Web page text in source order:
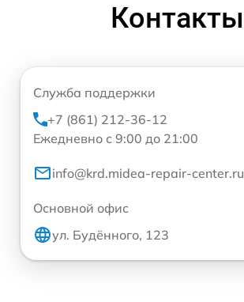
Контакты
Служба поддержки
+7 (861) 212-36-12
Ежедневно с 9:00 до 21:00
info@krd.midea-repair-center.ru
Основной офис
ул. Будённого, 123